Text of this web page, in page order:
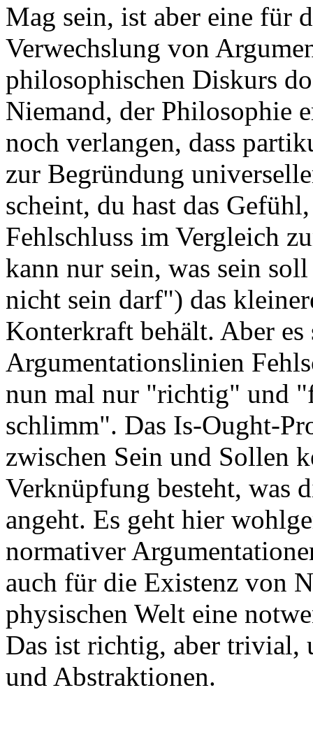
Mag sein, ist aber eine für
Verwechslung von
philosophischen Diskurs
Niemand, der Philosophie
noch verlangen, dass
zur Begründung
scheint, du hast das
Fehlschluss im Vergleich
kann nur sein, was sein
nicht sein darf") das
Konterkraft behält. Aber es
Argumentationslinien
nun mal nur "richtig" und
schlimm". Das Is-Ought-
zwischen Sein und Sollen
Verknüpfung besteht, was
angeht. Es geht hier
normativer
auch für die Existenz von
physischen Welt eine
Das ist richtig, aber
und Abstraktionen.